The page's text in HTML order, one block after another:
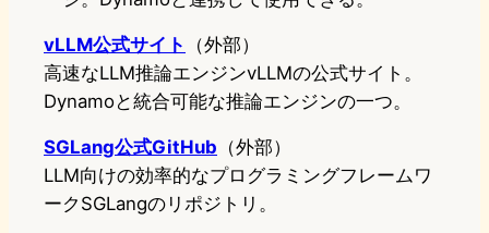
vLLM公式サイト
（外部）
高速なLLM推論エンジンvLLMの公式サイト。
Dynamoと統合可能な推論エンジンの一つ。
SGLang公式GitHub （外部）
LLM向けの効率的なプログラミングフレームワ
ークSGLangのリポジトリ。